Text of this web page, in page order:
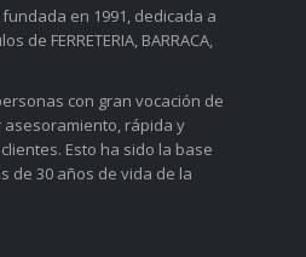
en 1991, dedicada a
de FERRETERIA, BARRACA,
con gran vocación de
rápida y
Esto ha sido la base
de 30 años de vida de la